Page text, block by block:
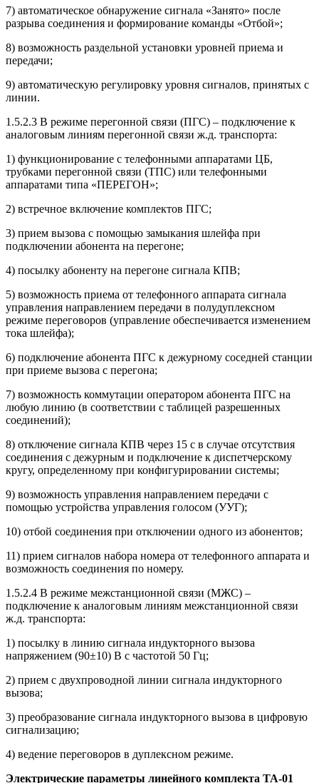
7) автоматическое обнаружение сигнала «Занято» после
разрыва соединения и формирование команды «Отбой»;
8) возможность раздельной установки уровней приема и
передачи;
9) автоматическую регулировку уровня сигналов, принятых с
линии.
1.5.2.3 В режиме перегонной связи (ПГС) – подключение к
аналоговым линиям перегонной связи ж.д. транспорта:
1) функционирование с телефонными аппаратами ЦБ,
трубками перегонной связи (ТПС) или телефонными
аппаратами типа «ПЕРЕГОН»;
2) встречное включение комплектов ПГС;
3) прием вызова с помощью замыкания шлейфа при
подключении абонента на перегоне;
4) посылку абоненту на перегоне сигнала КПВ;
5) возможность приема от телефонного аппарата сигнала
управления направлением передачи в полудуплексном
режиме переговоров (управление обеспечивается изменением
тока шлейфа);
6) подключение абонента ПГС к дежурному соседней станции
при приеме вызова с перегона;
7) возможность коммутации оператором абонента ПГС на
любую линию (в соответствии с таблицей разрешенных
соединений);
8) отключение сигнала КПВ через 15 с в случае отсутствия
соединения с дежурным и подключение к диспетчерскому
кругу, определенному при конфигурировании системы;
9) возможность управления направлением передачи с
помощью устройства управления голосом (УУГ);
10) отбой соединения при отключении одного из абонентов;
11) прием сигналов набора номера от телефонного аппарата и
возможность соединения по номеру.
1.5.2.4 В режиме межстанционной связи (МЖС) –
подключение к аналоговым линиям межстанционной связи
ж.д. транспорта:
1) посылку в линию сигнала индукторного вызова
напряжением (90±10) В с частотой 50 Гц;
2) прием с двухпроводной линии сигнала индукторного
вызова;
3) преобразование сигнала индукторного вызова в цифровую
сигнализацию;
4) ведение переговоров в дуплексном режиме.
Электрические параметры линейного комплекта ТА-01